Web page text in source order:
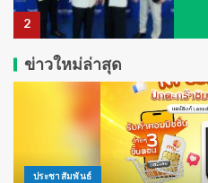
2
ได้
เต
เงิ
ธุร
ข่าวใหม่ล่าสุด
ประชาสัมพันธ์